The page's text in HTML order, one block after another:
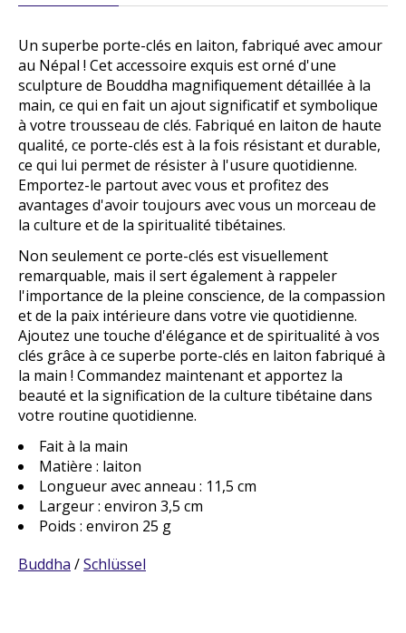
Un superbe porte-clés en laiton, fabriqué avec amour
au Népal ! Cet accessoire exquis est orné d'une
sculpture de Bouddha magnifiquement détaillée à la
main, ce qui en fait un ajout significatif et symbolique
à votre trousseau de clés. Fabriqué en laiton de haute
qualité, ce porte-clés est à la fois résistant et durable,
ce qui lui permet de résister à l'usure quotidienne.
Emportez-le partout avec vous et profitez des
avantages d'avoir toujours avec vous un morceau de
la culture et de la spiritualité tibétaines.
Non seulement ce porte-clés est visuellement
remarquable, mais il sert également à rappeler
l'importance de la pleine conscience, de la compassion
et de la paix intérieure dans votre vie quotidienne.
Ajoutez une touche d'élégance et de spiritualité à vos
clés grâce à ce superbe porte-clés en laiton fabriqué à
la main ! Commandez maintenant et apportez la
beauté et la signification de la culture tibétaine dans
votre routine quotidienne.
Fait à la main
Matière : laiton
Longueur avec anneau : 11,5 cm
Largeur : environ 3,5 cm
Poids : environ 25 g
Buddha /Schlüssel